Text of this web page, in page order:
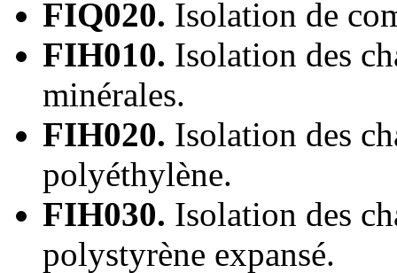
FIQ020. Isolation de
FIH010. Isolation des
minérales.
FIH020. Isolation des
polyéthylène.
FIH030. Isolation des
polystyrène expansé.